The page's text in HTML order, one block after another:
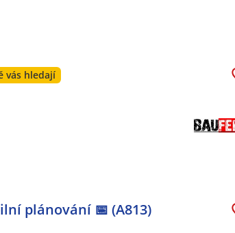
vás hledají
plánování 📅 (A813)